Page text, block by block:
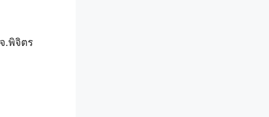
.พิจิตร